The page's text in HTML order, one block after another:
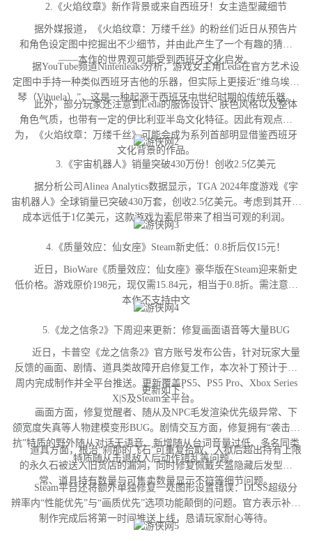
2.《火焰纹章》新作背景或来自西班牙！女主造型藏细节
据外媒报道，《火焰纹章：万缕千丝》的粉丝们近日从预告片
和角色设定图中挖掘出不少细节，并由此产生了一个有趣的猜测
——本作的世界观可能受到西班牙文化启发。
据YouTube频道Nintenleaks分析，游戏女主角Leda在官方艺术设
定图中手持一种类似西班牙吉他的乐器，但实际上更接近“维乌埃拉
琴（Vihuela）”，这是一种起源于西班牙中世纪时期的传统乐器。
此外，部分玩家还注意到Leda的服饰设计、肤色风格以及整体
角色气质，也带有一定的伊比利亚半岛文化特征。因此有观点认
为，《火焰纹章：万缕千丝》可能会成为系列首部明显借鉴西班牙
文化背景的作品。
3.《宇宙机器人》销量突破430万份！创收2.5亿美元
据分析公司Alinea Analytics数据显示，TGA 2024年度游戏《宇
宙机器人》全球销量已突破430万套，创收2.5亿美元。考虑到其开发
成本远低于1亿美元，这款游戏为索尼带来了相当可观的利润。
4.《质量效应：仙女座》Steam新史低：0.8折后仅15元！
近日，BioWare《质量效应：仙女座》豪华版在Steam迎来新史
低价格。游戏原价198元，现仅需15.84元，相当于0.8折。需注意，
本作不支持中文
5.《龙之信条2》下周迎来更新：修复画面语音等大量BUG
近日，卡普空《龙之信条2》官方账号发布公告，针对玩家大量
反馈的画面、剧情、道具类故障开启修复工作，本次补丁预计于下
周内完成制作并全平台推送。更新覆盖PS5、PS5 Pro、Xbox Series
X|S及Steam全平台。
更新如下：
画面方面，修复觉醒者、随从及NPC毛发渲染优先级异常、下
颌宽度失真等人物建模变形BUG。剧情交互方面，修复拥有“袭击对
抗”特质的野外随从对话无语音、新增随从台词音量过低、多名同类
特质随从击退敌人后动作错乱等问题。
道具方面，根治“刹那的飞石”可重复拾取、入狱后超出持有上限
的永久石被送入旧货店的漏洞，同时修复佩戴头盔隐藏后发型异
常、道具持有数量与可售卖数量显示不符等细节问题。
Steam平台还将额外单独修复一处图形设置错误：DLSS超级分
辨率内“性能优先”与“画质优先”选项功能颠倒的问题。官方表示补丁
制作完成后将第一时间推送上线，恳请玩家耐心等待。